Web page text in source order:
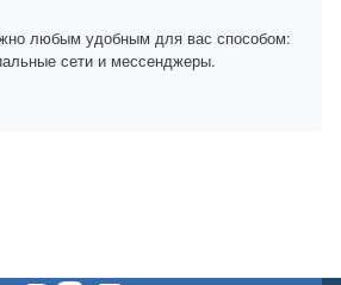
любым удобным для вас способом:
сети и мессенджеры.